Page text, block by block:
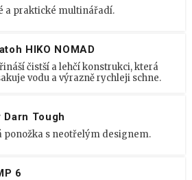
a praktické multinářadí.
HIKO NOMAD
čistší a lehčí konstrukci, která
vodu a výrazně rychleji schne.
Darn Tough
ponožka s neotřelým designem.
6